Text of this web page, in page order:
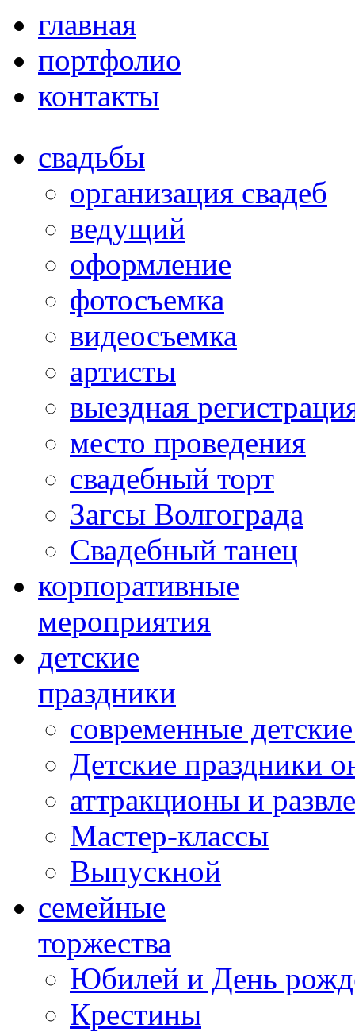
главная
портфолио
контакты
свадьбы
организация свадеб
ведущий
оформление
фотосъемка
видеосъемка
артисты
выездная
место проведения
свадебный торт
Загсы Волгограда
Свадебный танец
корпоративные
мероприятия
детские
праздники
современные
Детские праздники
аттракционы и
Мастер-классы
Выпускной
cемейные
торжества
Юбилей и День
Крестины